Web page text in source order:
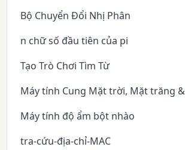
Bộ Chuyển Đổi Nhị Phân
n chữ số đầu tiên của pi
Tạo Trò Chơi Tìm Từ
Máy tính Cung Mặt trời, Mặt trăng &
Máy tính độ ẩm bột nhào
tra-cứu-địa-chỉ-MAC